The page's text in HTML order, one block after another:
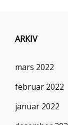
ARKIV
mars 2022
februar 2022
januar 2022